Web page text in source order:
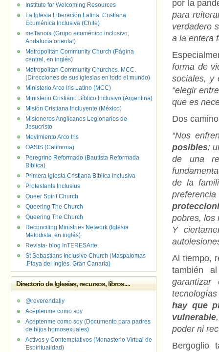
por la
para
verdadero
a la entera
forma de
sociales, y
“elegir
que es
Dos
“Nos
posibles:
de una
de la
pobres, los
Y
Al tiempo,
también
hay que
vulnerable
poder ni
Bergoglio
Institute for Welcoming Resources
La Iglesia Liberación Latina, Cristiana
Ecuménica Inclusiva (Chile)
meTanoia (Grupo ecuménico inclusivo,
Andalucía oriental)
Metropolitan Community Church (Página
central, en inglés)
Metropolitan Community Churches. MCC.
(Direcciones de sus iglesias en todo el mundo)
Ministerio Arco Iris Latino (MCC)
Ministerio Cristiano Bíblico Inclusivo (Argentina)
Misión Cristiana Incluyente (México)
Misioneros Anglicanos Legionarios de
Jesucristo
Movimiento Arco Iris
OASIS (California)
Peregrino Reformado (Bautista Reformada
Bíblica)
Primera Iglesia Cristiana Bíblica Inclusiva
Protestants Inclusius
Queer Spirit Church
Queering The Church
Queering The Church
Reconciling Ministries Network (Iglesia
Metodista, en inglés)
Revista- blog InTERESArte.
St Sebastians Inclusive Church (Maspalomas
.Playa del Inglés. Gran Canaria)
Directorio de Iglesias, recursos, libros....
@reverendally
Acéptenme como soy
Acéptenme como soy (Documento para padres
de hijos homosexuales)
Activos y Contemplativos (Monasterio Virtual de
Espiritualidad)